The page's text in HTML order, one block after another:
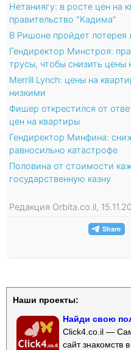
Нетаниягу: в росте цен на
правительство "Кадима"
В Ришоне пройдет лотерея
Гендиректор Минстроя:
трусы, чтобы снизить цены
Merrill Lynch: цены на
низкими
Фишер открестился от
цен на квартиры
Гендиректор Минфина:
равносильно катастрофе
Половина от стоимости
государственную казну
Редакция Orbita.co.il,
Наши проекты:
Найди свою
Click4.co.il —
сайт знакомств